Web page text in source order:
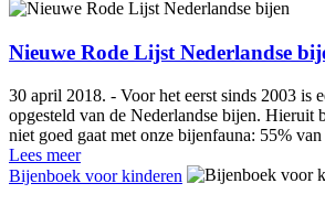
Nieuwe Rode Lijst Nederlandse
30 april 2018. - Voor het eerst sinds 2003 is
opgesteld van de Nederlandse bijen. Hieruit
niet goed gaat met onze bijenfauna: 55% van
Lees meer
Bijenboek voor kinderen